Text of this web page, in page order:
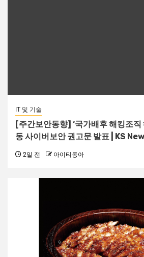
IT 및 기술
[주간보안동향] ‘국가배후 해킹조직
동 사이버보안 권고문 발표 | KS
2일 전 아이티동아